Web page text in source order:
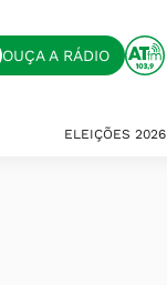
OUÇA A RÁDIO
ELEIÇÕES 2026